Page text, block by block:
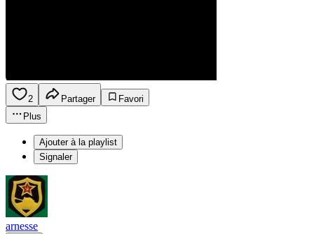
2 Partager
Favori
Plus
Ajouter à la playlist
Signaler
arnesse